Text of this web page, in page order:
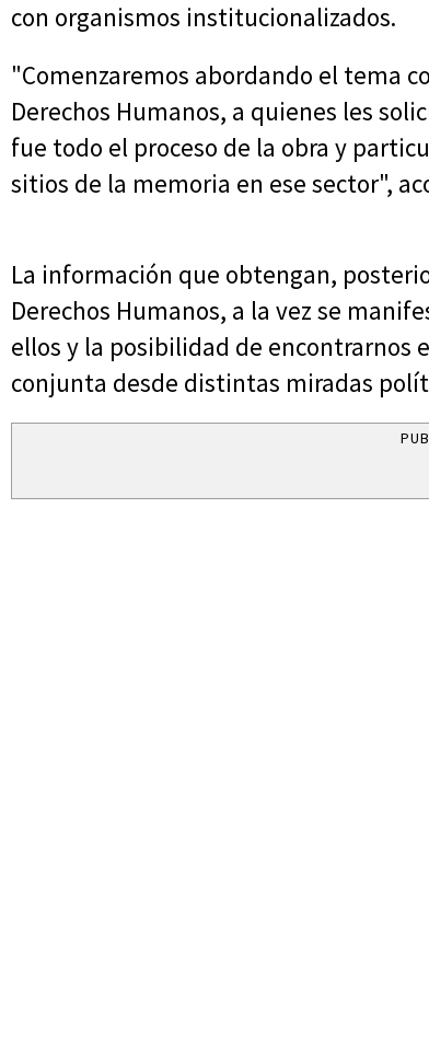
con organismos institucionalizados.
"Comenzaremos abordando el tema
Derechos Humanos, a quienes les
fue todo el proceso de la obra y
sitios de la memoria en ese sector",
La información que obtengan,
Derechos Humanos, a la vez se
ellos y la posibilidad de encontrarnos
conjunta desde distintas miradas